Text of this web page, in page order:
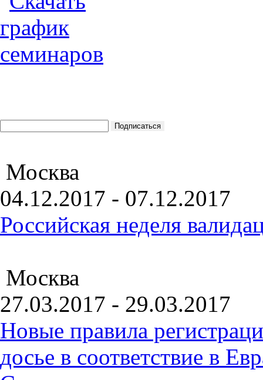
Москва
04.12.2017 - 07.12.2017
Российская неделя
Москва
27.03.2017 - 29.03.2017
Новые правила
досье в соответствие в